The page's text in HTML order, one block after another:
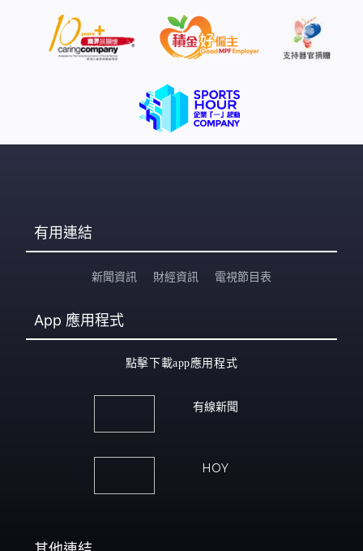
有用連結
新聞資訊 財經資訊 電視節目表
App 應用程式
點擊下載app應用程式
有線新聞
HOY